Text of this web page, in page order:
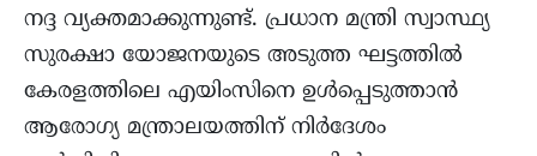
നദ്ദ വ്യക്തമാക്കുന്നുണ്ട്. പ്രധാന മന്ത്രി സ്വാസ്ഥ്യ
സുരക്ഷാ യോജനയുടെ അടുത്ത ഘട്ടത്തിൽ
കേരളത്തിലെ എയിംസിനെ ഉൾപ്പെടുത്താൻ
ആരോഗ്യ മന്ത്രാലയത്തിന് നിർദേശം